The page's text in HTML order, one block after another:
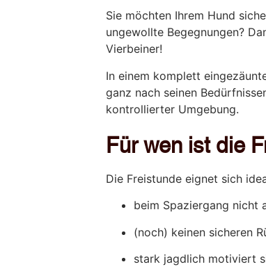
Sie möchten Ihrem Hund
ungewollte Begegnungen?
Vierbeiner!
In einem komplett
ganz nach seinen
kontrollierter Umgebung.
Für wen ist die
Die Freistunde eignet sich
beim Spaziergang nicht
(noch) keinen sicheren
stark jagdlich motiviert